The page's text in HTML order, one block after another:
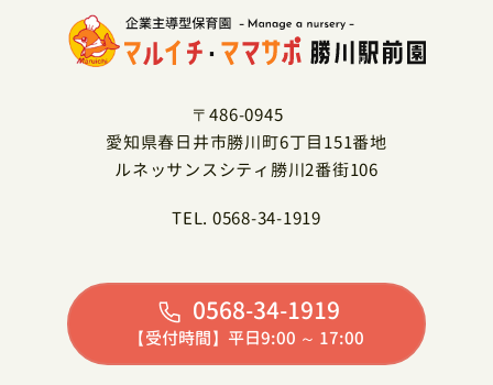
〒486-0945
愛知県春日井市勝川町6丁目151番地
ルネッサンスシティ勝川2番街106
TEL. 0568-34-1919
0568-34-1919
【受付時間】平日9:00 ～ 17:00